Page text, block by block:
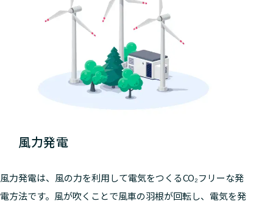
風力発電
風力発電は、風の力を利用して電気をつくるCO₂フリーな発
電方法です。風が吹くことで風車の羽根が回転し、電気を発